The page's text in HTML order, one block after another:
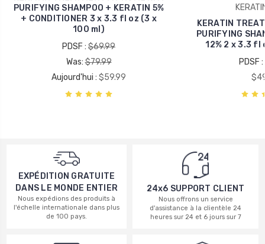
PURIFYING SHAMPOO + KERATIN 5%
+ CONDITIONER 3 x 3.3 fl oz (3 x
100 ml)
PDSF : $69.99
Was:$79.99
Aujourd'hui : $59.99
KERATIN
PURIFYING
12% 2 x 3.3 fl
PDSF :
EXPÉDITION GRATUITE
DANS LE MONDE ENTIER
Nous expédions des produits à
l'échelle internationale dans plus
de 100 pays.
24x6 SUPPORT CLIENT
Nous offrons un service
d'assistance à la clientèle 24
heures sur 24 et 6 jours sur 7